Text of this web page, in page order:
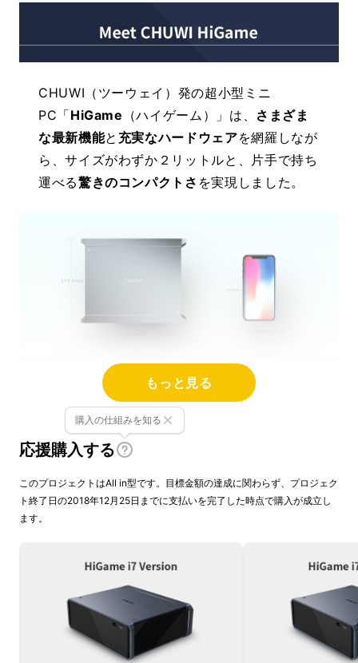
CHUWI（ツーウェイ）発の超小型ミニ
PC「HiGame （ハイゲーム）」は、 さまざま
な最新機能と 充実なハードウェアを網羅しなが
ら、サイズがわずか２リットルと、片手で持ち
運べる驚きのコンパクトさ を実現しました。
本格的な３画面対応ゲームはもちろん、データ
3Dプリンターや、VR/ARとの連携、高画質な
映画再生など、プロ仕事からオフタイムまで、
HiGameであらゆる場面で快適なPCライフを
お楽しみいただけます。
もっと見る
応援購入する
購入の仕組みを知る
このプロジェクトはAll in型です。目標金額の達成に関わらず、プロジェク
ト終了日の2018年12月25日までに支払いを完了した時点で購入が成立し
ます。